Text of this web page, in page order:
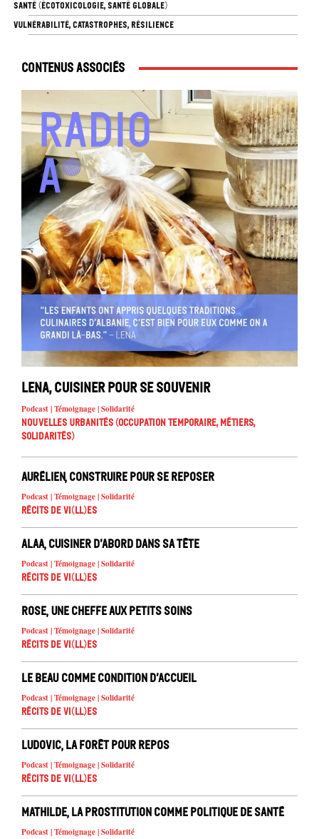
SANTÉ (ÉCOTOXICOLOGIE, SANTÉ GLOBALE)
VULNÉRABILITÉ, CATASTROPHES, RÉSILIENCE
Contenus associés
Lena, cuisiner pour se souvenir
Podcast | Témoignage | Solidarité
Nouvelles urbanités (occupation temporaire, métiers,
solidarités)
Aurélien, construire pour se reposer
Podcast | Témoignage | Solidarité
Récits de Vi(ll)es
Alaa, cuisiner d’abord dans sa tête
Podcast | Témoignage | Solidarité
Récits de Vi(ll)es
Rose, une cheffe aux petits soins
Podcast | Témoignage | Solidarité
Récits de Vi(ll)es
Le beau comme condition d’accueil
Podcast | Témoignage | Solidarité
Récits de Vi(ll)es
Ludovic, la forêt pour repos
Podcast | Témoignage | Solidarité
Récits de Vi(ll)es
Mathilde, La prostitution comme politique de santé
Podcast | Témoignage | Solidarité